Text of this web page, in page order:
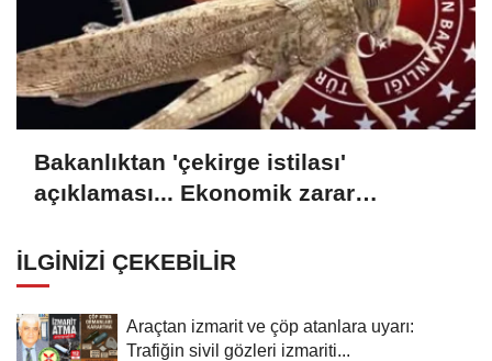
Bakanlıktan 'çekirge istilası'
açıklaması... Ekonomik zarar
İLGINIZI ÇEKEBILIR
Araçtan izmarit ve çöp atanlara uyarı:
Trafiğin sivil gözleri izmariti...